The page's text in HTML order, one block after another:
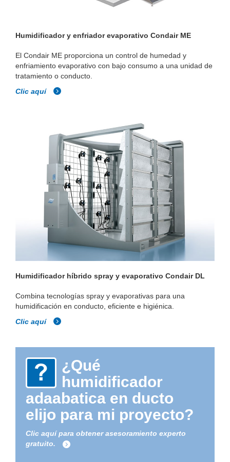
Humidificador y enfriador evaporativo Condair ME
El Condair ME proporciona un control de humedad y
enfriamiento evaporativo con bajo consumo a una unidad de
tratamiento o conducto.
Clic aquí
Humidificador híbrido spray y evaporativo Condair DL
Combina tecnologías spray y evaporativas para una
humidificación en conducto, eficiente e higiénica.
Clic aquí
¿Qué
humidificador
adaabatica en ducto
elijo para mi proyecto?
Clic aquí para obtener asesoramiento experto
gratuito.